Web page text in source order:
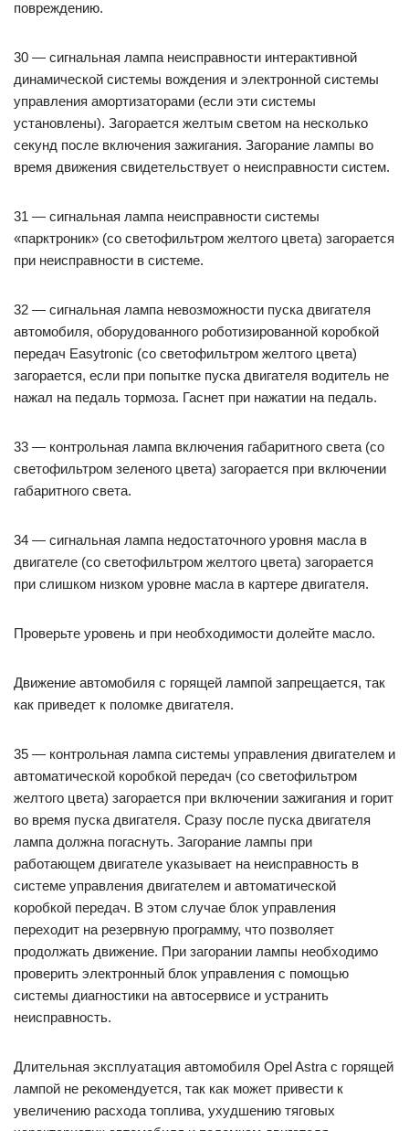
повреждению.
30 — сигнальная лампа неисправности интерактивной
динамической системы вождения и электронной системы
управления амортизаторами (если эти системы
установлены). Загорается желтым светом на несколько
секунд после включения зажигания. Загорание лампы во
время движения свидетельствует о неисправности систем.
31 — сигнальная лампа неисправности системы
«парктроник» (со светофильтром желтого цвета) загорается
при неисправности в системе.
32 — сигнальная лампа невозможности пуска двигателя
автомобиля, оборудованного роботизированной коробкой
передач Easytronic (со светофильтром желтого цвета)
загорается, если при попытке пуска двигателя водитель не
нажал на педаль тормоза. Гаснет при нажатии на педаль.
33 — контрольная лампа включения габаритного света (со
светофильтром зеленого цвета) загорается при включении
габаритного света.
34 — сигнальная лампа недостаточного уровня масла в
двигателе (со светофильтром желтого цвета) загорается
при слишком низком уровне масла в картере двигателя.
Проверьте уровень и при необходимости долейте масло.
Движение автомобиля с горящей лампой запрещается, так
как приведет к поломке двигателя.
35 — контрольная лампа системы управления двигателем и
автоматической коробкой передач (со светофильтром
желтого цвета) загорается при включении зажигания и горит
во время пуска двигателя. Сразу после пуска двигателя
лампа должна погаснуть. Загорание лампы при
работающем двигателе указывает на неисправность в
системе управления двигателем и автоматической
коробкой передач. В этом случае блок управления
переходит на резервную программу, что позволяет
продолжать движение. При загорании лампы необходимо
проверить электронный блок управления с помощью
системы диагностики на автосервисе и устранить
неисправность.
Длительная эксплуатация автомобиля Opel Astra с горящей
лампой не рекомендуется, так как может привести к
увеличению расхода топлива, ухудшению тяговых